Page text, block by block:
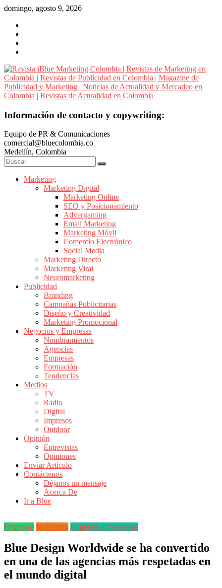
Saltar
contenido
domingo, agosto 9, 2026
Revista
Marketing
Colombia
|
Revistas
Marketing
Publicidad
Colombia
Magazine
Publicidad
Marketing
Noticias
Actualidad
Mercadeo
Colombia
Revistas
Actualidad
Colombia
iBlue
Marketing
|
Magazine
de
Publicidad,
Mercadeo
Información de contacto y copywriting:
Equipo de PR & Comunicaciones
comercial@bluecolombia.co
Medellín, Colombia
Marketing
Marketing Digital
Marketing Online
SEO y Posicionamiento
Advergaming
Email Marketing
Marketing Móvil
Comercio Electrónico
Social Media
Marketing Directo
Marketing Viral
Neuromarketing
Publicidad
Branding
Campañas Publicitarias
Diseño y Creatividad
Marketing Promocional
Negocios y Empresas
Nombramientos
Agencias
Empresas
Formación
Tendencias
Medios
TV
Radio
Digital
Impresos
Outdoor
Opinión
Entrevistas
Opiniones
Enviar Artículo
Contáctenos
Déjanos un mensaje
Acerca De
Ir a Blue
Empresas Marketing Negocios y Empresas
Blue Design Worldwide se ha convertido
en una de las agencias más respetadas en
el mundo digital